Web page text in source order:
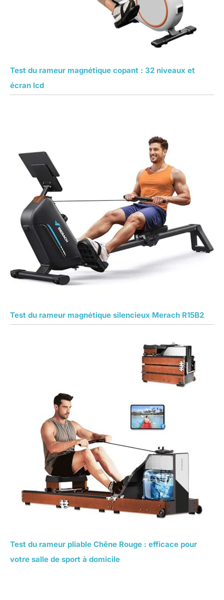
Test du rameur magnétique copant : 32 niveaux et
écran lcd
Test du rameur magnétique silencieux Merach R15B2
Test du rameur pliable Chêne Rouge : efficace pour
votre salle de sport à domicile